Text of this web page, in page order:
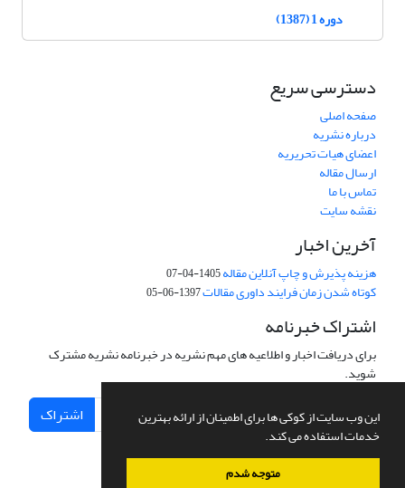
این وب سایت از کوکی ها برای اطمینان از ارائه بهترین
خدمات استفاده می کند.
متوجه شدم
دوره 1 (1387)
دسترسی سریع
صفحه اصلی
درباره نشریه
اعضای هیات تحریریه
ارسال مقاله
تماس با ما
نقشه سایت
آخرین اخبار
هزینه پذیرش و چاپ آنلاین مقاله1405-04-07
کوتاه شدن زمان فرایند داوری مقالات1397-06-05
اشتراک خبرنامه
برای دریافت اخبار و اطلاعیه های مهم نشریه در خبرنامه نشریه مشترک
شوید.
اشتراک